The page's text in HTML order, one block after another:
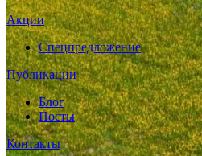
Акции
Спецпредложение
Публикации
Блог
Посты
Контакты